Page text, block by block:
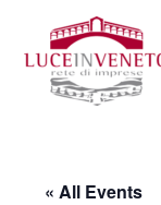
« All Events